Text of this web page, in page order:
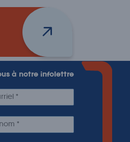
à notre infolettre